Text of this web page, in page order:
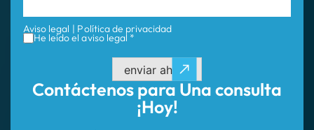
Contáctenos para
Estamos aquí para apoyarte y ayudarte a seguir
adelante con confianza. Compártanos los
detalles de tu caso y evaluaremos tu situación